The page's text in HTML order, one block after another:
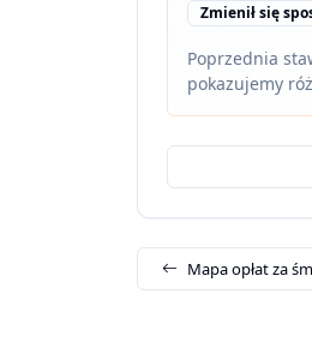
Zmienił się
Poprzednia
pokazujemy
Mapa opłat za